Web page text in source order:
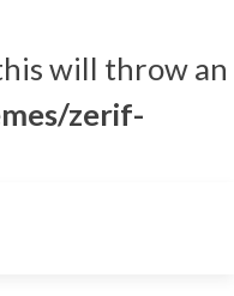
will throw an
zerif-